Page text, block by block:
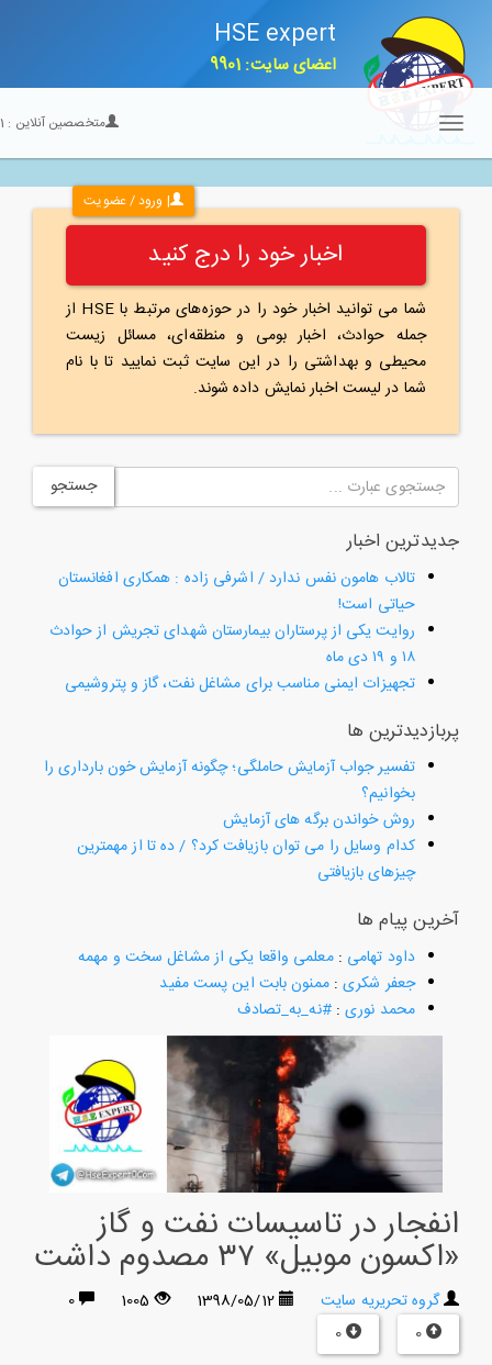
HSE expert
اعضای سایت: 9901
| ورود / عضویت
متخصصین آنلاین :21
Toggle
navigation
اخبار خود را درج کنید
شما می توانید اخبار خود را در حوزه‌های مرتبط با HSE از
جمله حوادث، اخبار بومی و منطقه‌ای، مسائل زیست
محیطی و بهداشتی را در این سایت ثبت نمایید تا با نام
شما در لیست اخبار نمایش داده شوند.
جستجو
جدیدترین اخبار
تالاب هامون نفس ندارد / اشرفی زاده : همکاری افغانستان
حیاتی است!
روایت یکی از پرستاران بیمارستان شهدای تجریش از حوادث
تجهیزات ایمنی مناسب برای مشاغل نفت، گاز و پتروشیمی
پربازدیدترین ها
تفسیر جواب آزمایش حاملگی؛ چگونه آزمایش خون بارداری را
بخوانیم؟
روش خواندن برگه های آزمایش
کدام وسایل را می توان بازیافت کرد؟ / ده تا از مهمترین
چیزهای بازیافتی
آخرین پیام ها
داود تهامی:معلمی واقعا یکی از مشاغل سخت و مهمه
جعفر شکری:ممنون بابت این پست مفید
محمد نوری:#نه_به_تصادف
انفجار در تاسیسات نفت و گاز
«اکسون موبیل» ۳۷ مصدوم داشت
گروه تحریریه سایت 1398/05/12
1005
0
0
0